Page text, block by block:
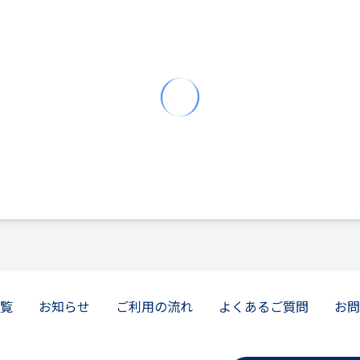
お知らせ ご利用の流れ よくあるご質問 お